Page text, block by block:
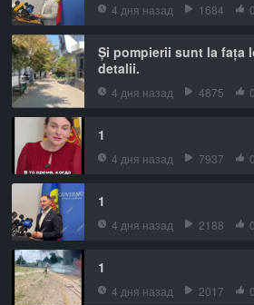
4 дня назад 1684 0
Și pompierii sunt la fața
detalii.
4 дня назад 4875 0
1
4 дня назад 7937 0
1
4 дня назад 2188 0
1
4 дня назад 2017 0